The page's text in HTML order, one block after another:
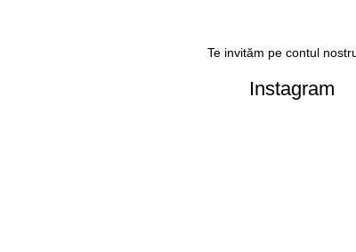
Te invităm pe contul
Instagram